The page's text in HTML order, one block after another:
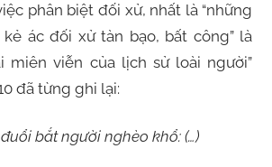
biệt đối xử, nhất là “những
ác đối xử tàn bạo, bất công” là
miên viễn của lịch sử loài người”
đã từng ghi lại:
bắt người nghèo khổ: (…)